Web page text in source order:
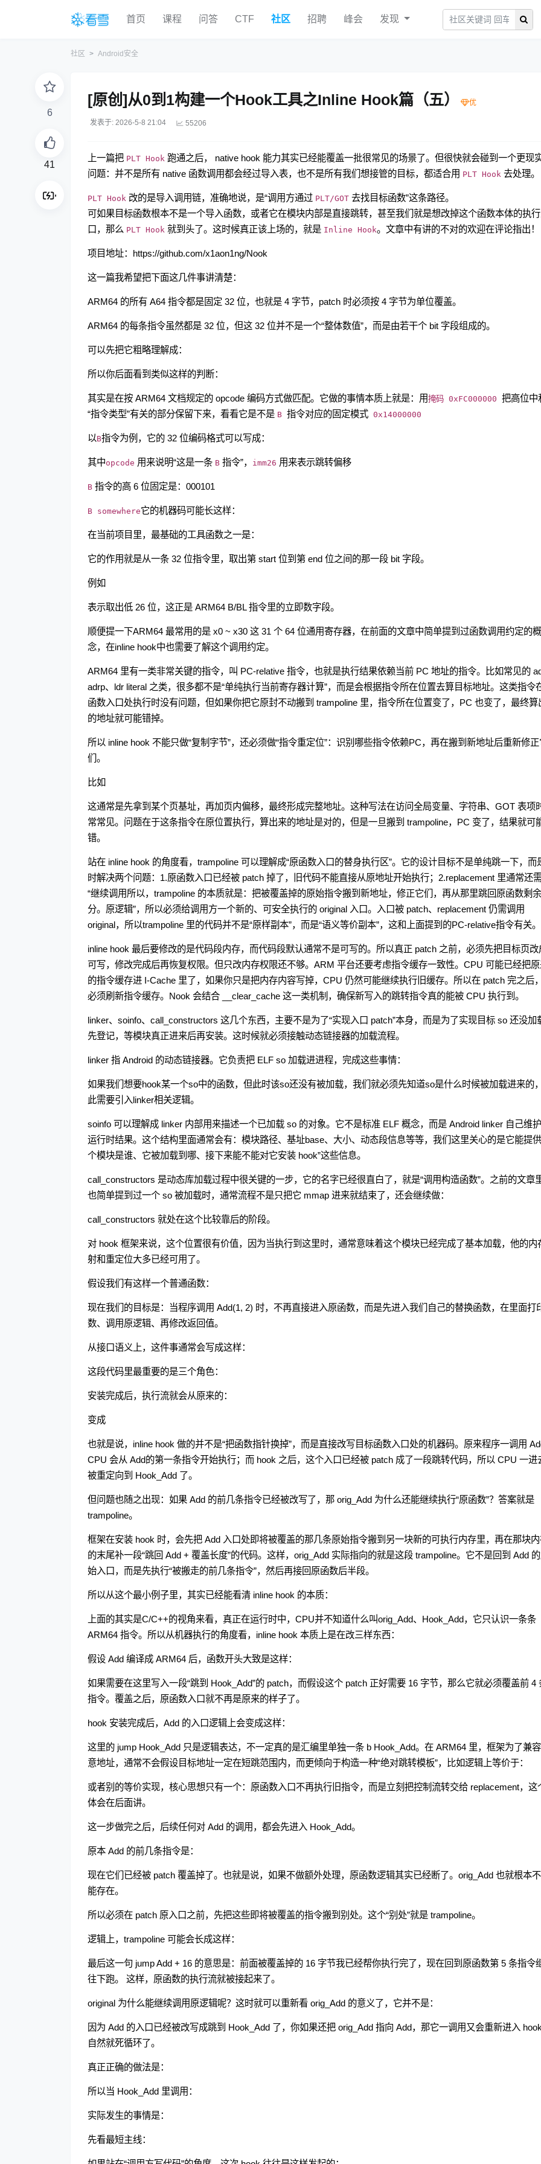
首页 课程 问答 CTF 社区 招聘 峰会 发现
社区 Android安全
6
41
[原创]从0到1构建一个Hook工具之Inline Hook篇（五）
发表于: 2026-5-8 21:04 55206
上一篇把 PLT Hook 跑通之后， native hook 能力其实已经能覆盖一批很常见的场景了。但很快就会碰到一个更现
问题：并不是所有 native 函数调用都会经过导入表，也不是所有我们想接管的目标，都适合用 PLT Hook 去处理。
PLT Hook 改的是导入调用链，准确地说，是“调用方通过 PLT/GOT 去找目标函数”这条路径。
可如果目标函数根本不是一个导入函数，或者它在模块内部是直接跳转，甚至我们就是想改掉这个函数本体的执
口，那么 PLT Hook 就到头了。这时候真正该上场的，就是 Inline Hook。文章中有讲的不对的欢迎在评论指出！
项目地址： https://github.com/x1aon1ng/Nook
这一篇我希望把下面这几件事讲清楚：
ARM64 的所有 A64 指令都是固定 32 位，也就是 4 字节，patch 时必须按 4 字节为单位覆盖。
ARM64 的每条指令虽然都是 32 位，但这 32 位并不是一个“整体数值”，而是由若干个 bit 字段组成的。
可以先把它粗略理解成：
所以你后面看到类似这样的判断：
其实是在按 ARM64 文档规定的 opcode 编码方式做匹配。它做的事情本质上就是：用掩码 0xFC000000 把高位中
“指令类型”有关的部分保留下来，看看它是不是 B 指令对应的固定模式 0x14000000
以B指令为例，它的 32 位编码格式可以写成：
其中opcode 用来说明“这是一条 B 指令”， imm26 用来表示跳转偏移
B 指令的高 6 位固定是：000101
B somewhere它的机器码可能长这样：
在当前项目里，最基础的工具函数之一是：
它的作用就是从一条 32 位指令里，取出第 start 位到第 end 位之间的那一段 bit 字段。
例如
表示取出低 26 位，这正是 ARM64 B/BL 指令里的立即数字段。
顺便提一下ARM64 最常用的是 x0 ~ x30 这 31 个 64 位通用寄存器，在前面的文章中简单提到过函数调用约定的概
念，在inline hook中也需要了解这个调用约定。
ARM64 里有一类非常关键的指令，叫 PC-relative 指令，也就是执行结果依赖当前 PC 地址的指令。比如常见的
adrp、ldr literal 之类，很多都不是“单纯执行当前寄存器计算”，而是会根据指令所在位置去算目标地址。这类指令
函数入口处执行时没有问题，但如果你把它原封不动搬到 trampoline 里，指令所在位置变了，PC 也变了，最终算
的地址就可能错掉。
所以 inline hook 不能只做“复制字节”，还必须做“指令重定位”：识别哪些指令依赖PC，再在搬到新地址后重新修正
们。
比如
这通常是先拿到某个页基址，再加页内偏移，最终形成完整地址。这种写法在访问全局变量、字符串、GOT 表项
常常见。问题在于这条指令在原位置执行，算出来的地址是对的，但是一旦搬到 trampoline，PC 变了，结果就可
错。
站在 inline hook 的角度看，trampoline 可以理解成“原函数入口的替身执行区”。它的设计目标不是单纯跳一下，而
时解决两个问题：1.原函数入口已经被 patch 掉了，旧代码不能直接从原地址开始执行；2.replacement 里通常还
“继续调用所以，trampoline 的本质就是：把被覆盖掉的原始指令搬到新地址，修正它们，再从那里跳回原函数剩
分。原逻辑”，所以必须给调用方一个新的、可安全执行的 original 入口。入口被 patch、replacement 仍需调用
original，所以trampoline 里的代码并不是“原样副本”，而是“语义等价副本”，这和上面提到的PC-relative指令有关。
inline hook 最后要修改的是代码段内存，而代码段默认通常不是可写的。所以真正 patch 之前，必须先把目标页改
可写，修改完成后再恢复权限。但只改内存权限还不够。ARM 平台还要考虑指令缓存一致性。CPU 可能已经把
的指令缓存进 I-Cache 里了，如果你只是把内存内容写掉，CPU 仍然可能继续执行旧缓存。所以在 patch 完之后
必须刷新指令缓存。Nook 会结合 __clear_cache 这一类机制，确保新写入的跳转指令真的能被 CPU 执行到。
linker、soinfo、call_constructors 这几个东西，主要不是为了“实现入口 patch”本身，而是为了实现目标 so 还没加
先登记，等模块真正进来后再安装。这时候就必须接触动态链接器的加载流程。
linker 指 Android 的动态链接器。它负责把 ELF so 加载进进程，完成这些事情：
如果我们想要hook某一个so中的函数，但此时该so还没有被加载，我们就必须先知道so是什么时候被加载进来的
此需要引入linker相关逻辑。
soinfo 可以理解成 linker 内部用来描述一个已加载 so 的对象。它不是标准 ELF 概念，而是 Android linker 自己维
运行时结果。这个结构里面通常会有：模块路径、基址base、大小、动态段信息等等，我们这里关心的是它能提
个模块是谁、它被加载到哪、接下来能不能对它安装 hook”这些信息。
call_constructors 是动态库加载过程中很关键的一步，它的名字已经很直白了，就是“调用构造函数”。之前的文章
也简单提到过一个 so 被加载时，通常流程不是只把它 mmap 进来就结束了，还会继续做：
call_constructors 就处在这个比较靠后的阶段。
对 hook 框架来说，这个位置很有价值，因为当执行到这里时，通常意味着这个模块已经完成了基本加载，他的内
射和重定位大多已经可用了。
假设我们有这样一个普通函数：
现在我们的目标是：当程序调用 Add(1, 2) 时，不再直接进入原函数，而是先进入我们自己的替换函数，在里面打
数、调用原逻辑、再修改返回值。
从接口语义上，这件事通常会写成这样：
这段代码里最重要的是三个角色：
安装完成后，执行流就会从原来的：
变成
也就是说，inline hook 做的并不是“把函数指针换掉”，而是直接改写目标函数入口处的机器码。原来程序一调用
CPU 会从 Add的第一条指令开始执行；而 hook 之后，这个入口已经被 patch 成了一段跳转代码，所以 CPU 一进
被重定向到 Hook_Add 了。
但问题也随之出现：如果 Add 的前几条指令已经被改写了，那 orig_Add 为什么还能继续执行“原函数”？答案就是
trampoline。
框架在安装 hook 时，会先把 Add 入口处即将被覆盖的那几条原始指令搬到另一块新的可执行内存里，再在那块
的末尾补一段“跳回 Add + 覆盖长度”的代码。这样，orig_Add 实际指向的就是这段 trampoline。它不是回到 Add
始入口，而是先执行“被搬走的前几条指令”，然后再接回原函数后半段。
所以从这个最小例子里，其实已经能看清 inline hook 的本质：
上面的其实是C/C++的视角来看，真正在运行时中，CPU并不知道什么叫orig_Add、Hook_Add，它只认识一条条
ARM64 指令。所以从机器执行的角度看，inline hook 本质上是在改三样东西：
假设 Add 编译成 ARM64 后，函数开头大致是这样：
如果需要在这里写入一段“跳到 Hook_Add”的 patch，而假设这个 patch 正好需要 16 字节，那么它就必须覆盖前 4
指令。覆盖之后，原函数入口就不再是原来的样子了。
hook 安装完成后，Add 的入口逻辑上会变成这样：
这里的 jump Hook_Add 只是逻辑表达，不一定真的是汇编里单独一条 b Hook_Add。在 ARM64 里，框架为了兼
意地址，通常不会假设目标地址一定在短跳范围内，而更倾向于构造一种“绝对跳转模板”，比如逻辑上等价于：
或者别的等价实现，核心思想只有一个：原函数入口不再执行旧指令，而是立刻把控制流转交给 replacement，这
体会在后面讲。
这一步做完之后，后续任何对 Add 的调用，都会先进入 Hook_Add。
原本 Add 的前几条指令是：
现在它们已经被 patch 覆盖掉了。也就是说，如果不做额外处理，原函数逻辑其实已经断了。orig_Add 也就根本
能存在。
所以必须在 patch 原入口之前，先把这些即将被覆盖的指令搬到别处。这个“别处”就是 trampoline。
逻辑上，trampoline 可能会长成这样：
最后这一句 jump Add + 16 的意思是：前面被覆盖掉的 16 字节我已经帮你执行完了，现在回到原函数第 5 条指令
往下跑。 这样，原函数的执行流就被接起来了。
original 为什么能继续调用原逻辑呢？这时就可以重新看 orig_Add 的意义了，它并不是：
因为 Add 的入口已经被改写成跳到 Hook_Add 了，你如果还把 orig_Add 指向 Add，那它一调用又会重新进入 hook
自然就死循环了。
真正正确的做法是：
所以当 Hook_Add 里调用：
实际发生的事情是：
先看最短主线：